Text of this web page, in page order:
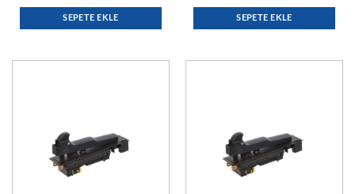
SEPETE EKLE SEPETE EKLE